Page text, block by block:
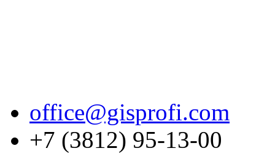
office@gisprofi.com
+7 (3812) 95-13-00